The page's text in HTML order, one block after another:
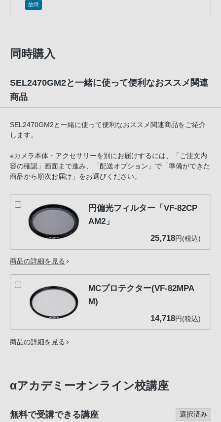
故障
同時購入
SEL2470GM2と一緒に使って便利なおススメ関連
商品
SEL2470GM2と一緒に使って便利なおススメ関連商品をご紹介
します。
※カメラ本体・アクセサリーを別にお届けするには、「ご注文内
容の確認」画面まで進み、「配送オプション」で「準備ができた
商品から順次お届け」をお選びください。
円偏光フィルター「VF-82CP
AM2」
25,718円(税込)
商品の詳細を見る
MCプロテクター(VF-82MPA
M)
14,718円(税込)
商品の詳細を見る
αアカデミーオンライン校講座
無料で受講できる講座 選択済み